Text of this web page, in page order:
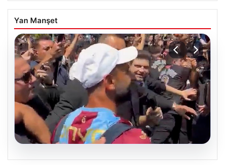
Yan Manşet
05.08.2026